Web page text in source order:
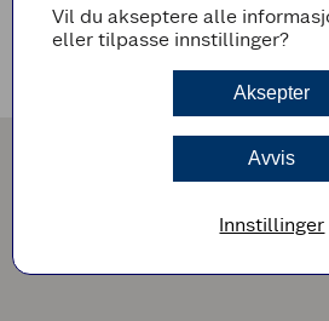
Det er ingen avvikende
Vil du akseptere alle
eller tilpasse innstillinger?
Aksepter
Avvis
Innstillinger